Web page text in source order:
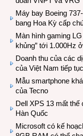
Máy bay Boeing
bang Hoa Kỳ cấp
Màn hình gaming
khủng” tới 1.000Hz
Doanh thu của các
của Việt Nam tiếp
Mẫu smartphone
của Tecno
Dell XPS 13 mất
Hàn Quốc
Microsoft có kế